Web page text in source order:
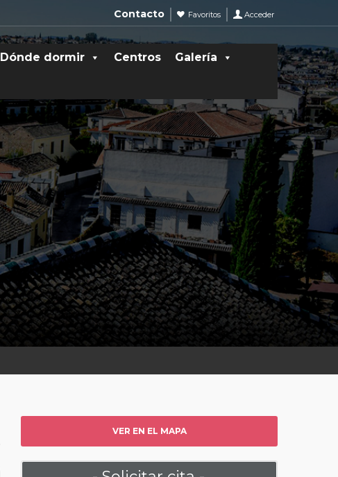
Contacto Favoritos Acceder
Dónde dormir Centros Galería
VER EN EL MAPA